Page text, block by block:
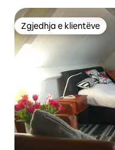
Zgjedhja e klientëve
Zgjedhja e klientëve